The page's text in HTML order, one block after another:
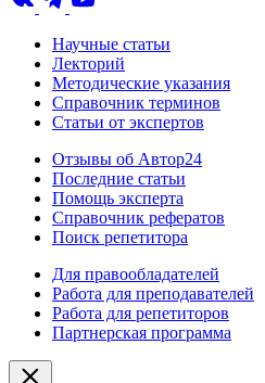
Научные статьи
Лекторий
Методические указания
Справочник терминов
Статьи от экспертов
Отзывы об Автор24
Последние статьи
Помощь эксперта
Справочник рефератов
Поиск репетитора
Для правообладателей
Работа для преподавателей
Работа для репетиторов
Партнерская программа